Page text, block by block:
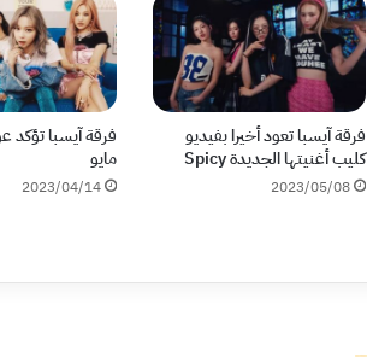
فرقة آيسبا تعود أخيرا بفيديو
كليب أغنيتها الجديدة Spicy
2023/05/08
فرقة آيسبا تؤكد
مايو
2023/04/14